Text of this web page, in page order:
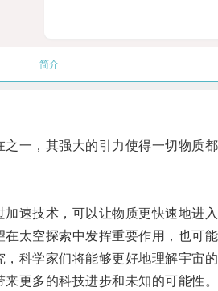
简介
，其强大的引力使得一切物质都
技术，可以让物质更快速地进入
空探索中发挥重要作用，也可能
学家们将能够更好地理解宇宙的
多的科技进步和未知的可能性。